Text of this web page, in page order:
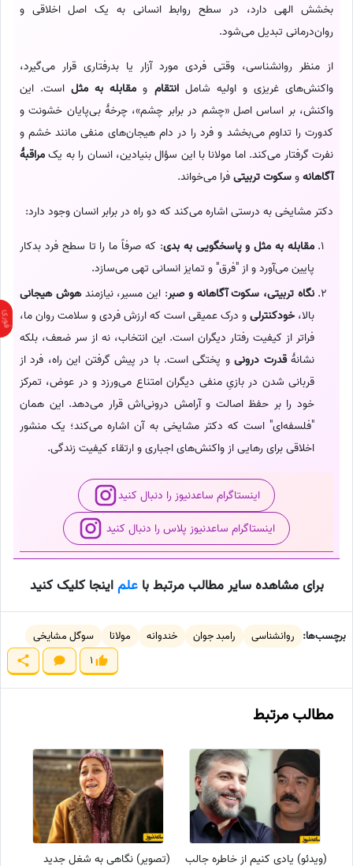
بخشش الهی دارد، در سطح روابط انسانی به یک اصل اخلاقی و
روان‌درمانی تبدیل می‌شود.
از منظر روانشناسی، وقتی فردی مورد آزار یا بدرفتاری قرار می‌گیرد،
واکنش‌های غریزی و اولیه شاملانتقام و مقابله به مثلاست. این
واکنش، بر اساس اصل «چشم در برابر چشم»، چرخهٔ بی‌پایان خشونت و
کدورت را تداوم می‌بخشد و فرد را در دام هیجان‌های منفی مانند خشم و
نفرت گرفتار می‌کند. اما مولانا با این سؤال بنیادین، انسان را به یکمراقبهٔ
آگاهانهوسکوت تربیتیفرا می‌خواند.
دکتر مشایخی به درستی اشاره می‌کند که دو راه در برابر انسان وجود دارد:
مقابله به مثل و پاسخگویی به بدی: که صرفاً ما را تا سطح فرد بدکار
پایین می‌آورد و از "فرق" و تمایز انسانی تهی می‌سازد.
نگاه تربیتی، سکوت آگاهانه و صبر: این مسیر، نیازمندهوش هیجانی
بالا، خودکنترلیو درک عمیقی است که ارزش فردی و سلامت روان ما،
فراتر از کیفیت رفتار دیگران است. این انتخاب، نه از سر ضعف، بلکه
نشانهٔقدرت درونیو پختگی است. با در پیش گرفتن این راه، فرد از
قربانی شدن در بازیِ منفی دیگران امتناع می‌ورزد و در عوض، تمرکز
خود را بر حفظ اصالت و آرامش درونی‌اش قرار می‌دهد. این همان
"فلسفه‌ای" است که دکتر مشایخی به آن اشاره می‌کند؛ یک منشور
اخلاقی برای رهایی از واکنش‌های اجباری و ارتقاء کیفیت زندگی.
اینستاگرام ساعدنیوز را دنبال کنید
اینستاگرام ساعدنیوز پلاس را دنبال کنید
برای مشاهده سایر مطالب مرتبط باعلماینجا کلیک کنید
برچسب‌ها: روانشناسی رامبد جوان خندوانه مولانا
سوگل مشایخی
1
مطالب مرتبط
(ویدئو) یادی کنیم از خاطره جالب (تصویر) نگاهی به شغل جدید